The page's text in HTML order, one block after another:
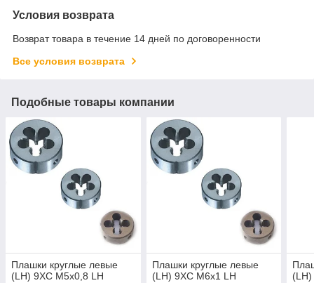
Условия возврата
Возврат товара в течение 14 дней по договоренности
Все условия возврата
Подобные товары компании
Плашки круглые левые
(LH) 9ХС М5х0,8 LH
Плашки круглые левые
(LH) 9ХС М6х1 LH